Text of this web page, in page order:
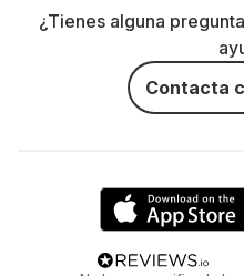
¿Tienes alguna
Contacta